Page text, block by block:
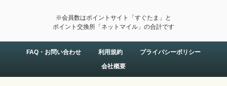
※会員数はポイントサイト「すぐたま」と
ポイント交換所「ネットマイル」の合計です
FAQ・お問い合わせ 利用規約
プライバシーポリシー
会社概要